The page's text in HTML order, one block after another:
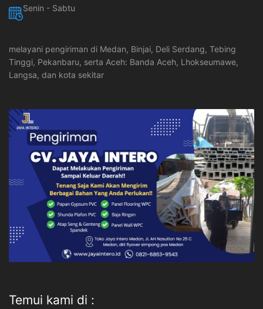
Senin - Sabtu
melayani pengiriman di Medan, Binjai, Deli Serdang, Tebing
Tinggi, Pekanbaru, serta Aceh: Banda Aceh, Lhokseumawe,
Langsa, dan kota sekitar
Temui kami di :